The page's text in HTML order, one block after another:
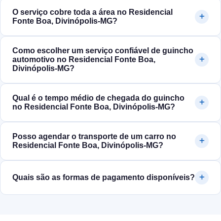
O serviço cobre toda a área no Residencial
Fonte Boa, Divinópolis‑MG?
Como escolher um serviço confiável de guincho
automotivo no Residencial Fonte Boa,
Divinópolis‑MG?
Qual é o tempo médio de chegada do guincho
no Residencial Fonte Boa, Divinópolis‑MG?
Posso agendar o transporte de um carro no
Residencial Fonte Boa, Divinópolis‑MG?
Quais são as formas de pagamento disponíveis?